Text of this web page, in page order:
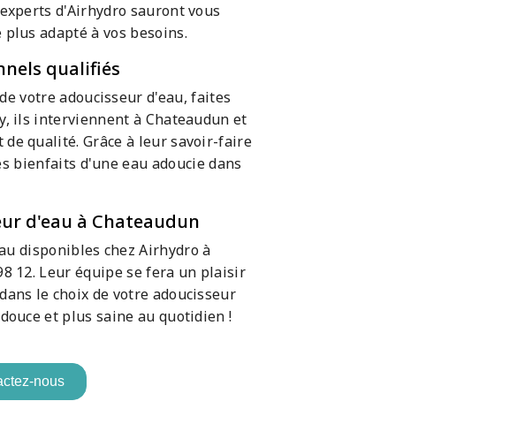
d'Airhydro sauront vous
adapté à vos besoins.
qualifiés
votre adoucisseur d'eau, faites
ils interviennent à Chateaudun et
qualité. Grâce à leur savoir-faire
bienfaits d'une eau adoucie dans
d'eau à Chateaudun
disponibles chez Airhydro à
12. Leur équipe se fera un plaisir
le choix de votre adoucisseur
et plus saine au quotidien !
nous